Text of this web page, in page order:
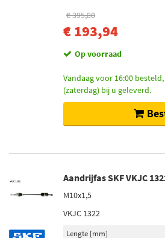
€ 395,80
€ 193,94
Op voorraad
Vandaag voor 16:00
(zaterdag) bij u geleverd.
Aandrijfas SKF VKJC
M10x1,5
VKJC 1322
Lengte [mm]